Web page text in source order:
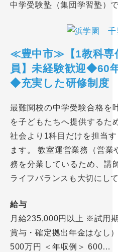
中学受験塾（集団学習塾）
≪豊中市≫【1教科専
員】未経験歓迎◆60
◆充実した研修制度
最難関校の中学受験合格を
を子どもたちへ提供するた
社会より1科目だけを担当
ます。 教室運営業務（営業
務を分業しているため、講
ライフバランスも大切にし
給与
月給235,000円以上 ※試用
賞与・確定拠出年金はなし
500万円 ＜年収例＞ 600…